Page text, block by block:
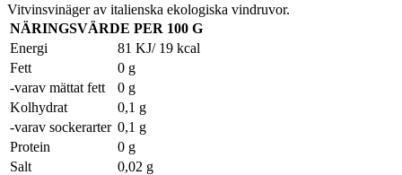
Vitvinsvinäger av italienska ekologiska vindruvor.
NÄRINGSVÄRDE PER 100 G
Energi
81 KJ/ 19 kcal
Fett
0 g
-varav mättat fett
0 g
Kolhydrat
0,1 g
-varav sockerarter 0,1 g
Protein
0 g
Salt
0,02 g